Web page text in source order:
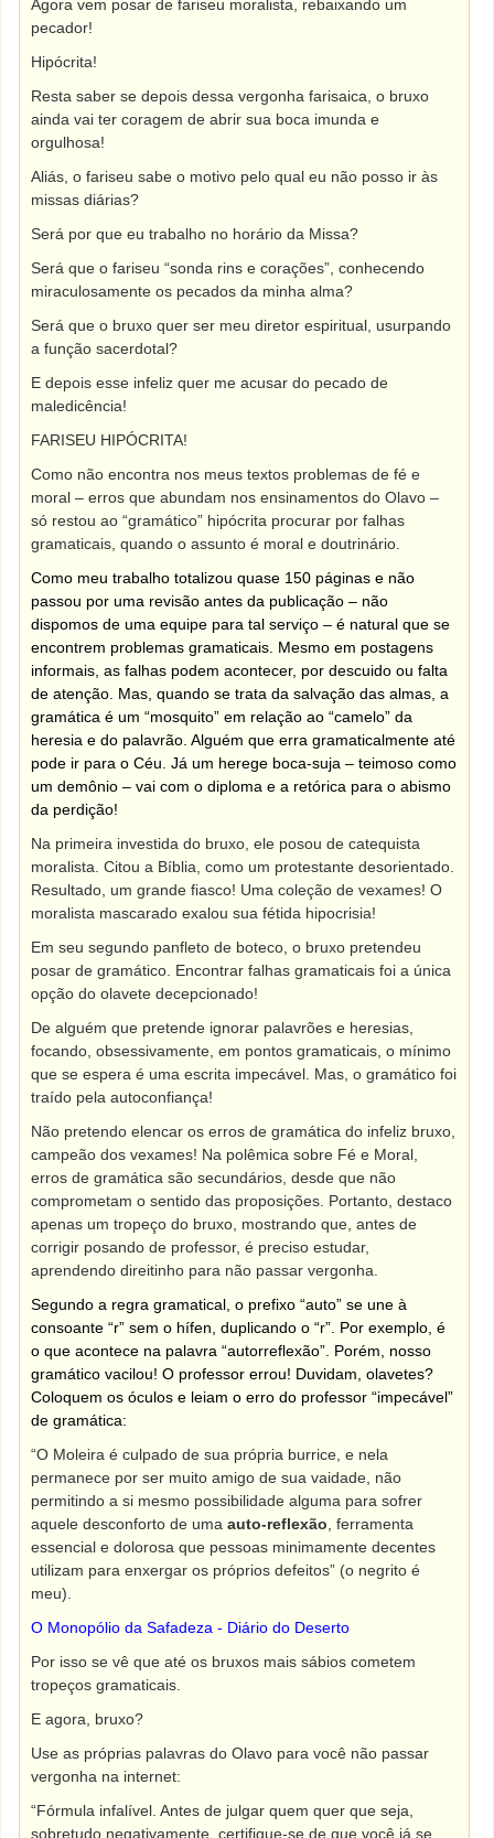
Agora vem posar de fariseu moralista, rebaixando um
pecador!
Hipócrita!
Resta saber se depois dessa vergonha farisaica, o bruxo
ainda vai ter coragem de abrir sua boca imunda e
orgulhosa!
Aliás, o fariseu sabe o motivo pelo qual eu não posso ir às
missas diárias?
Será por que eu trabalho no horário da Missa?
Será que o fariseu “sonda rins e corações”, conhecendo
miraculosamente os pecados da minha alma?
Será que o bruxo quer ser meu diretor espiritual, usurpando
a função sacerdotal?
E depois esse infeliz quer me acusar do pecado de
maledicência!
FARISEU HIPÓCRITA!
Como não encontra nos meus textos problemas de fé e
moral – erros que abundam nos ensinamentos do Olavo –
só restou ao “gramático” hipócrita procurar por falhas
gramaticais, quando o assunto é moral e doutrinário.
Como meu trabalho totalizou quase 150 páginas e não
passou por uma revisão antes da publicação – não
dispomos de uma equipe para tal serviço – é natural que se
encontrem problemas gramaticais. Mesmo em postagens
informais, as falhas podem acontecer, por descuido ou falta
de atenção. Mas, quando se trata da salvação das almas, a
gramática é um “mosquito” em relação ao “camelo” da
heresia e do palavrão. Alguém que erra gramaticalmente até
pode ir para o Céu. Já um herege boca-suja – teimoso como
um demônio – vai com o diploma e a retórica para o abismo
da perdição!
Na primeira investida do bruxo, ele posou de catequista
moralista. Citou a Bíblia, como um protestante desorientado.
Resultado, um grande fiasco! Uma coleção de vexames! O
moralista mascarado exalou sua fétida hipocrisia!
Em seu segundo panfleto de boteco, o bruxo pretendeu
posar de gramático. Encontrar falhas gramaticais foi a única
opção do olavete decepcionado!
De alguém que pretende ignorar palavrões e heresias,
focando, obsessivamente, em pontos gramaticais, o mínimo
que se espera é uma escrita impecável. Mas, o gramático foi
traído pela autoconfiança!
Não pretendo elencar os erros de gramática do infeliz bruxo,
campeão dos vexames! Na polêmica sobre Fé e Moral,
erros de gramática são secundários, desde que não
comprometam o sentido das proposições. Portanto, destaco
apenas um tropeço do bruxo, mostrando que, antes de
corrigir posando de professor, é preciso estudar,
aprendendo direitinho para não passar vergonha.
Segundo a regra gramatical, o prefixo “auto” se une à
consoante “r” sem o hífen, duplicando o “r”. Por exemplo, é
o que acontece na palavra “autorreflexão”. Porém, nosso
gramático vacilou! O professor errou! Duvidam, olavetes?
Coloquem os óculos e leiam o erro do professor “impecável”
de gramática:
“O Moleira é culpado de sua própria burrice, e nela
permanece por ser muito amigo de sua vaidade, não
permitindo a si mesmo possibilidade alguma para sofrer
aquele desconforto de umaauto-reflexão , ferramenta
essencial e dolorosa que pessoas minimamente decentes
utilizam para enxergar os próprios defeitos” (o negrito é
meu).
O Monopólio da Safadeza - Diário do Deserto
Por isso se vê que até os bruxos mais sábios cometem
tropeços gramaticais.
E agora, bruxo?
Use as próprias palavras do Olavo para você não passar
vergonha na internet:
“Fórmula infalível. Antes de julgar quem quer que seja,
sobretudo negativamente, certifique-se de que você já se